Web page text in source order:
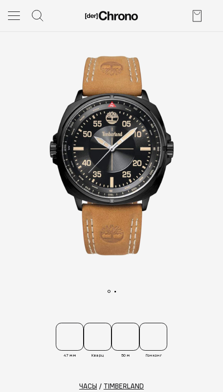
47 мм Кварц 50 м Гонконг
ЧАСЫ / TIMBERLAND